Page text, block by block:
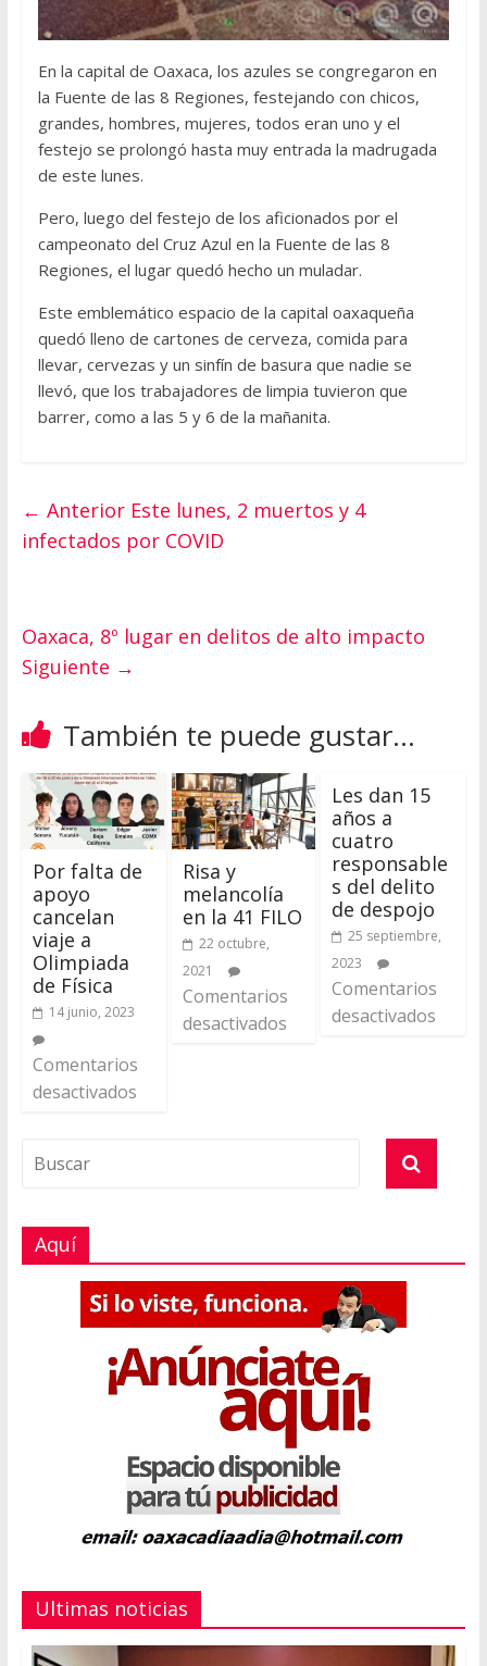
En la capital de Oaxaca, los azules se congregaron en
la Fuente de las 8 Regiones, festejando con chicos,
grandes, hombres, mujeres, todos eran uno y el
festejo se prolongó hasta muy entrada la madrugada
de este lunes.
Pero, luego del festejo de los aficionados por el
campeonato del Cruz Azul en la Fuente de las 8
Regiones, el lugar quedó hecho un muladar.
Este emblemático espacio de la capital oaxaqueña
quedó lleno de cartones de cerveza, comida para
llevar, cervezas y un sinfín de basura que nadie se
llevó, que los trabajadores de limpia tuvieron que
barrer, como a las 5 y 6 de la mañanita.
← AnteriorEste lunes, 2 muertos y 4
infectados por COVID
Oaxaca, 8º lugar en delitos de alto impacto
Siguiente →
También te puede gustar...
Por falta de
apoyo
cancelan
viaje a
Olimpiada
de Física
14 junio, 2023
Comentarios
desactivados
Risa y
melancolía
en la 41 FILO
22 octubre,
2021
Comentarios
desactivados
Les dan 15
años a
cuatro
responsable
s del delito
de despojo
25 septiembre,
2023
Comentarios
desactivados
Aquí
Ultimas noticias